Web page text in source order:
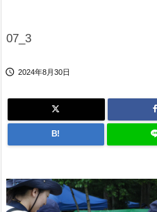
07_3
 2024年8月30日
B!